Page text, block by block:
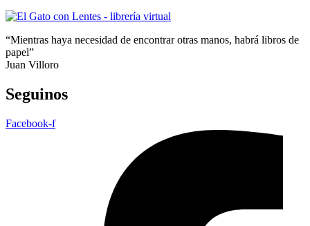
“Mientras haya necesidad de encontrar otras manos, habrá libros de
papel”
Juan Villoro
Seguinos
Facebook-f